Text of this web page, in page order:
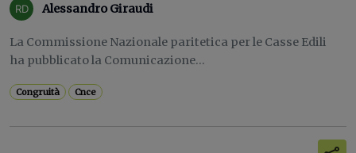
Alessandro Giraudi
La Commissione Nazionale paritetica per le Casse Edili
ha pubblicato la Comunicazione...
Congruità Cnce